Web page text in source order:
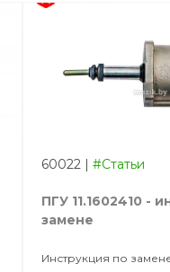
60022 | #Статьи
ПГУ 11.1602410 -
замене
Инструкция по замене